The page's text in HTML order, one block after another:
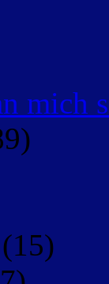
mich
(15)